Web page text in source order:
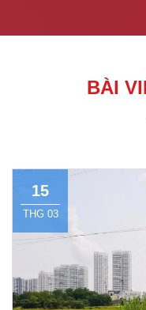
BÀI
15
THG 02